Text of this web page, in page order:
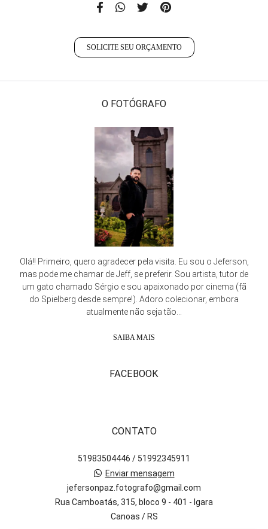
SOLICITE SEU ORÇAMENTO
O FOTÓGRAFO
Olá!! Primeiro, quero agradecer pela visita. Eu sou o Jeferson,
mas pode me chamar de Jeff, se preferir. Sou artista, tutor de
um gato chamado Sérgio e sou apaixonado por cinema (fã
do Spielberg desde sempre!). Adoro colecionar, embora
atualmente não seja tão...
SAIBA MAIS
FACEBOOK
CONTATO
51983504446 / 51992345911
Enviar mensagem
jefersonpaz.fotografo@gmail.com
Rua Camboatás, 315, bloco 9 - 401 - Igara
Canoas / RS